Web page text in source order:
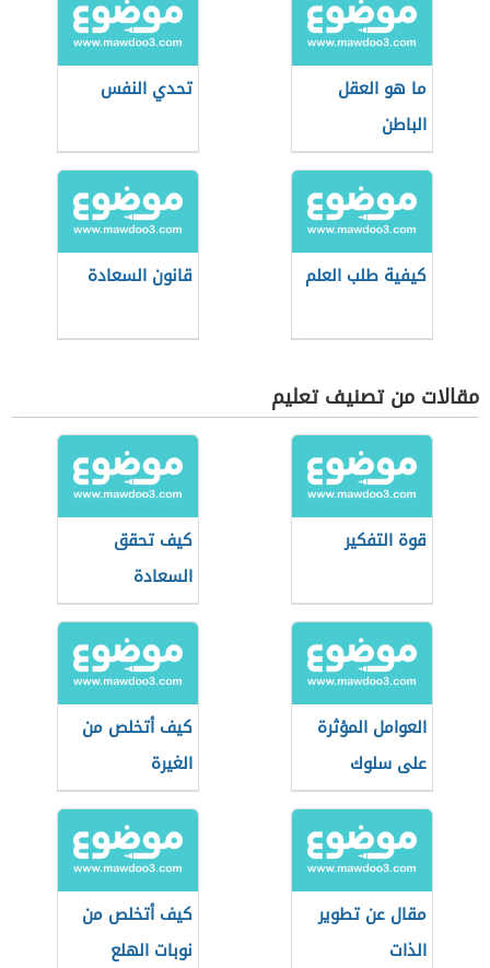
ما هو العقل
الباطن
تحدي النفس
كيفية طلب العلم قانون السعادة
مقالات من تصنيف تعليم
قوة التفكير
كيف تحقق
السعادة
العوامل المؤثرة
على سلوك
المستهلك
كيف أتخلص من
الغيرة
مقال عن تطوير
الذات
كيف أتخلص من
نوبات الهلع